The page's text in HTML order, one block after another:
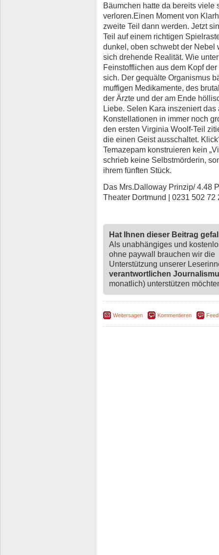
Bäumchen hatte da bereits viele
verloren.Einen Moment von
zweite Teil dann werden. Jetzt
Teil auf einem richtigen
dunkel, oben schwebt der Nebel
sich drehende Realität. Wie
Feinstofflichen aus dem Kopf
sich. Der gequälte Organismus
muffigen Medikamente, des
der Ärzte und der am Ende
Liebe. Selen Kara inszeniert
Konstellationen in immer noch
den ersten Virginia Woolf-Teil
die einen Geist ausschaltet.
Temazepam konstruieren kein
schrieb keine Selbstmörderin,
ihrem fünften Stück.
Das Mrs.Dalloway Prinzip/ 4.48
Theater Dortmund | 0231 502 72
Hat Ihnen dieser Beitrag
Als unabhängiges und
ohne paywall brauchen wir die
Unterstützung unserer
verantwortlichen
monatlich) unterstützen
Weitersagen Kommentieren